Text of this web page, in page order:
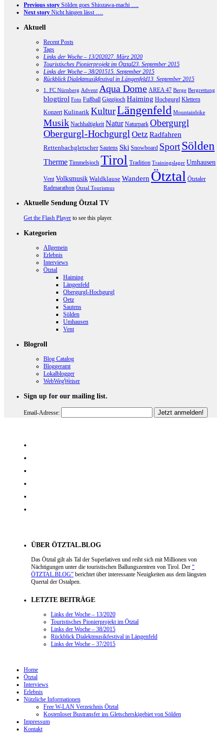
Previous story Sölden goes Shiozawa-machi ….
Next story Nicht hängen lässt ….
Aktuell
Recent Posts
Tags
Links der Woche – 13/202027. März 2020
Touristisches Pionierprojekt im Ötztal23. September 2015
Links der Woche – 38/201515. September 2015
Rückblick Dialektmusikfestival in Längenfeld13. September 2015
1. FC Nürnberg Advent Aqua Dome AREA 47 Berge Bergrettung
blogtirol Foto Fußball Giggijoch Haiming Hochgurgl Klettern
Konzert Kulinarik KulturLängenfeld Mountainbike
Musik Nachhaltigkeit Natur Naturpark Obergurgl
Obergurgl-Hochgurgl Oetz Radfahren
Rettenbachgletscher Sautens Ski Snowboard SportSölden
Therme Timmelsjoch Tirol Tradition Trainingslager Umhausen
Vent Volksmusik Waldklause Wandern Ötztal Ötztaler
Radmarathon Ötztal Tourismus
Aktuelle Sendung Ötztal TV
Get the Flash Player to see this player.
Kategorien
Allgemein
Erlebnis
Interviews
Ötztal
Haiming
Längenfeld
Obergurgl-Hochgurgl
Oetz
Sautens
Sölden
Umhausen
Vent
Blogroll
Blog Catalog
Bloggeramt
Lokalblogger
WebWegWeiser
Sign up for our mailing list.
Email-Adresse:
ÜBER ÖTZTAL.BLOG
Das Ötztal gilt als Tal der Superlativen und reiht sich mit Millionen von
Nächtigungen unter die touristischen Ballungszentren von Tirol. Der “
ÖTZTAL.BLOG” berichtet über interessante Neuigkeiten aus dem längsten
Quertal der Ostalpen.
LETZTE BEITRÄGE
Links der Woche – 13/2020
Touristisches Pionierprojekt im Ötztal
Links der Woche – 38/2015
Rückblick Dialektmusikfestival in Längenfeld
Links der Woche – 37/2015
Home
Ötztal
Interviews
Erlebnis
Nützliche Informationen
Free W-LAN Verzeichnis Ötztal
Kostenloser Bustransfer ins Gletscherskigebiet von Sölden
Impressum
Kontakt